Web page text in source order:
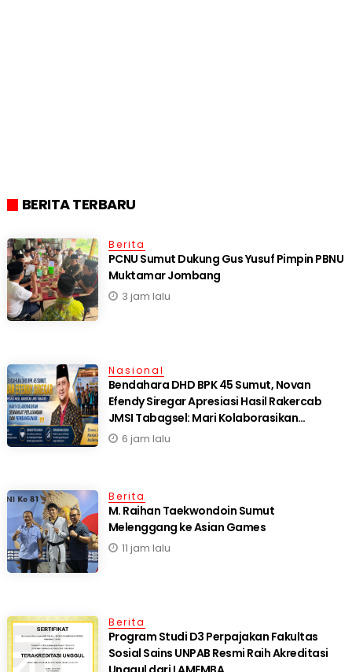
BERITA TERBARU
Berita
PCNU Sumut Dukung Gus Yusuf Pimpin PBNU
Muktamar Jombang
3 jam lalu
Nasional
Bendahara DHD BPK 45 Sumut, Novan
Efendy Siregar Apresiasi Hasil Rakercab
JMSI Tabagsel: Mari Kolaborasikan
Semangat Perjuangan dan Pembangunan
6 jam lalu
Berita
M. Raihan Taekwondoin Sumut
Melenggang ke Asian Games
11 jam lalu
Berita
Program Studi D3 Perpajakan Fakultas
Sosial Sains UNPAB Resmi Raih Akreditasi